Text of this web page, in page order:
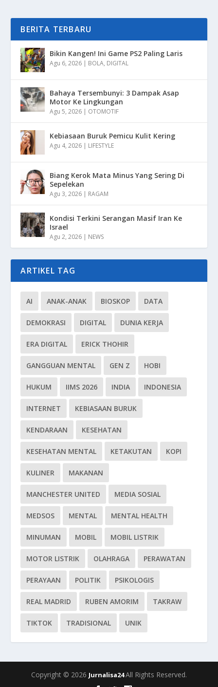
BERITA TERBARU
Bikin Kangen! Ini Game PS2 Paling Laris
Agu 6, 2026 | BOLA, DIGITAL
Bahaya Tersembunyi: 3 Dampak Asap
Motor Ke Lingkungan
Agu 5, 2026 | OTOMOTIF
Kebiasaan Buruk Pemicu Kulit Kering
Agu 4, 2026 | LIFESTYLE
Biang Kerok Mata Minus Yang Sering Di
Sepelekan
Agu 3, 2026 | RAGAM
Kondisi Terkini Serangan Masif Iran Ke
Israel
Agu 2, 2026 | NEWS
ARTIKEL TAG
AI ANAK-ANAK BIOSKOP DATA
DEMOKRASI DIGITAL DUNIA KERJA
ERA DIGITAL ERICK THOHIR
GANGGUAN MENTAL GEN Z HOBI
HUKUM IIMS 2026 INDIA INDONESIA
INTERNET KEBIASAAN BURUK
KENDARAAN KESEHATAN
KESEHATAN MENTAL KETAKUTAN KOPI
KULINER MAKANAN
MANCHESTER UNITED MEDIA SOSIAL
MEDSOS MENTAL MENTAL HEALTH
MINUMAN MOBIL MOBIL LISTRIK
MOTOR LISTRIK OLAHRAGA PERAWATAN
PERAYAAN POLITIK PSIKOLOGIS
REAL MADRID RUBEN AMORIM TAKRAW
TIKTOK TRADISIONAL UNIK
Copyright © 2026 Jurnalisa24All Rights Reserved.